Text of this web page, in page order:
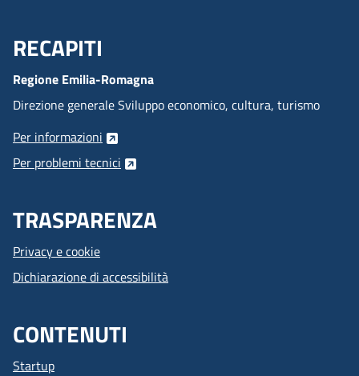
Menu Footer
RECAPITI
Regione Emilia-Romagna
Direzione generale Sviluppo economico, cultura, turismo
Per informazioni
Per problemi tecnici
TRASPARENZA
Privacy e cookie
Dichiarazione di accessibilità
CONTENUTI
Startup